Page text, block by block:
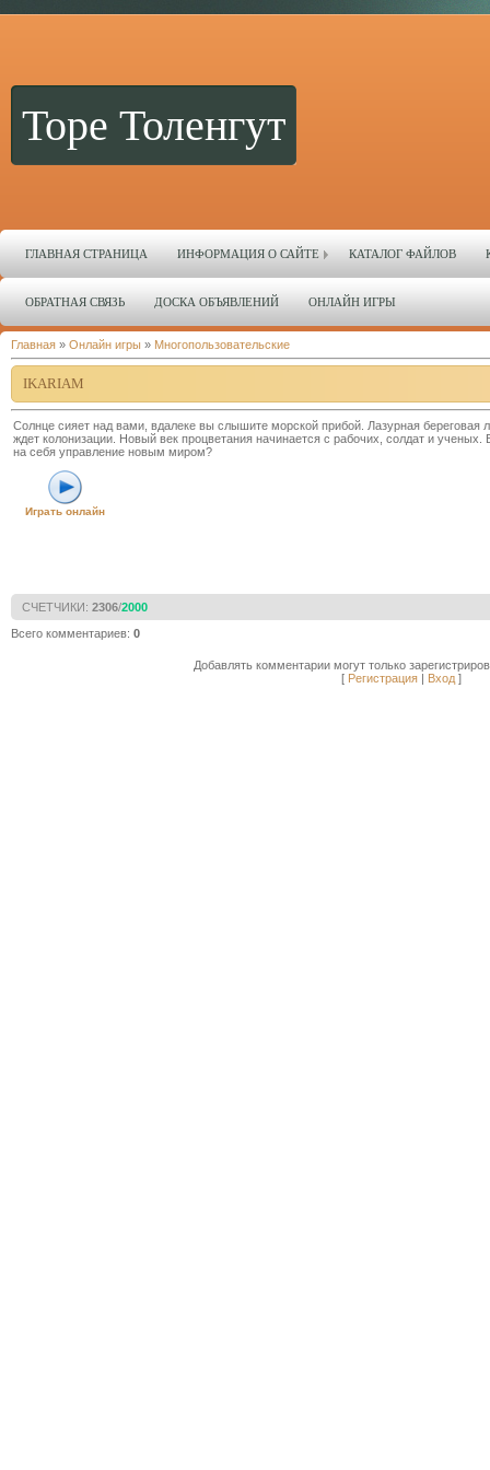
Торе Толенгут
ГЛАВНАЯ СТРАНИЦА ИНФОРМАЦИЯ О САЙТЕ КАТАЛОГ ФАЙЛОВ
ОБРАТНАЯ СВЯЗЬ ДОСКА ОБЪЯВЛЕНИЙ ОНЛАЙН ИГРЫ
Главная » Онлайн игры » Многопользовательские
IKARIAM
Солнце сияет над вами, вдалеке вы слышите морской прибой. Лазурная береговая
ждет колонизации. Новый век процветания начинается с рабочих, солдат и ученых.
на себя управление новым миром?
Играть онлайн
СЧЕТЧИКИ: 2306/2000
Всего комментариев: 0
Добавлять комментарии могут только
[ Регистрация | Вход ]